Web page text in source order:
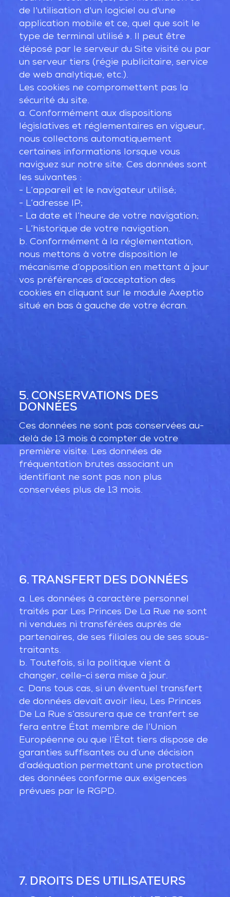
de l'utilisation d'un logiciel ou d'une
application mobile et ce, quel que soit le
type de terminal utilisé ». Il peut être
déposé par le serveur du Site visité ou par
un serveur tiers (régie publicitaire, service
de web analytique, etc.).
Les cookies ne compromettent pas la
sécurité du site.
a. Conformément aux dispositions
législatives et réglementaires en vigueur,
nous collectons automatiquement
certaines informations lorsque vous
naviguez sur notre site. Ces données sont
les suivantes :
- L’appareil et le navigateur utilisé;
- L’adresse IP;
- La date et l’heure de votre navigation;
- L’historique de votre navigation.
b. Conformément à la réglementation,
nous mettons à votre disposition le
mécanisme d’opposition en mettant à jour
vos préférences d’acceptation des
cookies en cliquant sur le module Axeptio
situé en bas à gauche de votre écran.
5. CONSERVATIONS DES
DONNÉES
Ces données ne sont pas conservées au-
delà de 13 mois à compter de votre
première visite. Les données de
fréquentation brutes associant un
identifiant ne sont pas non plus
conservées plus de 13 mois.
6. TRANSFERT DES DONNÉES
a. Les données à caractère personnel
traités par Les Princes De La Rue ne sont
ni vendues ni transférées auprès de
partenaires, de ses filiales ou de ses sous-
traitants.
b. Toutefois, si la politique vient à
changer, celle-ci sera mise à jour.
c. Dans tous cas, si un éventuel transfert
de données devait avoir lieu, Les Princes
De La Rue s’assurera que ce tranfert se
fera entre État membre de l’Union
Européenne ou que l’État tiers dispose de
garanties suffisantes ou d’une décision
d’adéquation permettant une protection
des données conforme aux exigences
prévues par le RGPD.
7. DROITS DES UTILISATEURS